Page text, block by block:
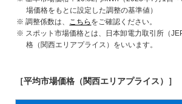
場価格をもとに設定した調整の基準値）
調整係数は、
こちら をご確認ください。
スポット市場価格とは、日本卸電力取引所（
格（関西エリアプライス）をいいます。
［平均市場価格（関西エリアプライス）］